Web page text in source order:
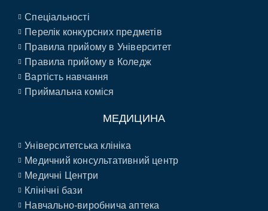
Спеціальності
Перелік конкурсних предметів
Правила прийому в Університет
Правила прийому в Коледж
Вартість навчання
Приймальна коміся
МЕДИЦИНА
Університетська клініка
Медичний консультативний центр
Медичні Центри
Клінічні бази
Навчально-виробнича аптека